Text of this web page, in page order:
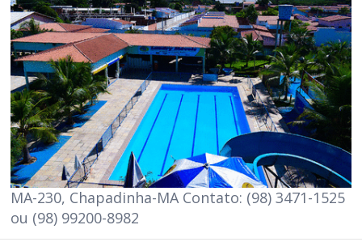
MA-230, Chapadinha-MA Contato: (98) 3471-1525
ou (98) 99200-8982